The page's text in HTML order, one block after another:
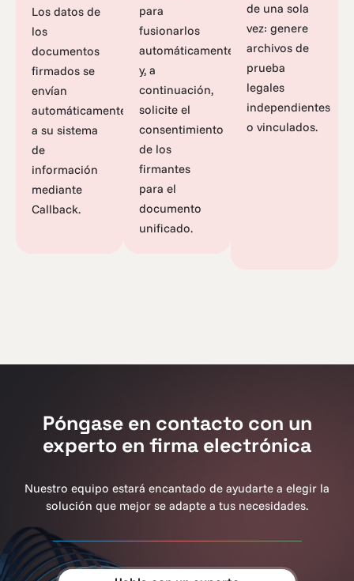
Los datos de
los
documentos
firmados se
envían
automáticamente
a su sistema
de
información
mediante
Callback.
para
fusionarlos
automáticamente
y, a
continuación,
solicite el
consentimiento
de los
firmantes
para el
documento
unificado.
de una sola
vez: genere
archivos de
prueba
legales
independientes
o vinculados.
Póngase en contacto con un
experto en firma electrónica
Nuestro equipo estará encantado de ayudarte a elegir la
solución que mejor se adapte a tus necesidades.